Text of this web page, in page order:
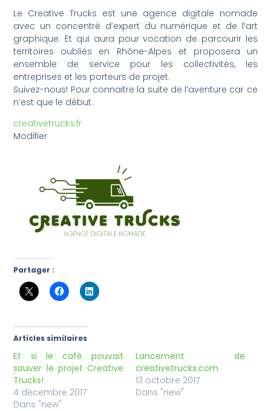
Le Creative Trucks est une agence digitale nomade
avec un concentré d’expert du numérique et de l’art
graphique. Et qui aura pour vocation de parcourir les
territoires oubliés en Rhône-Alpes et proposera un
ensemble de service pour les collectivités, les
entreprises et les porteurs de projet.
Suivez-nous! Pour connaitre la suite de l’aventure car ce
n’est que le début.
creativetrucks.fr
Modifier
Partager :
Articles similaires
Et si le café pouvait
sauver le projet Creative
Trucks!
4 décembre 2017
Dans "new"
Lancement de
creativetrucks.com
13 octobre 2017
Dans "new"